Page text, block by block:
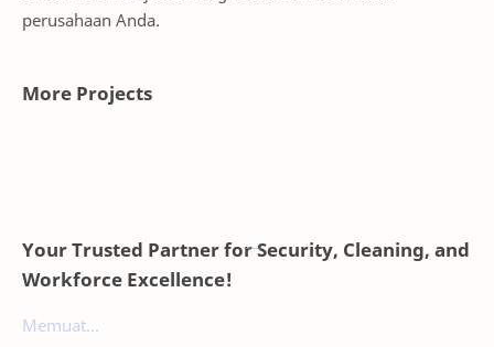
perusahaan Anda.
More Projects
Your Trusted Partner for Security, Cleaning, and
Workforce Excellence!
Memuat...